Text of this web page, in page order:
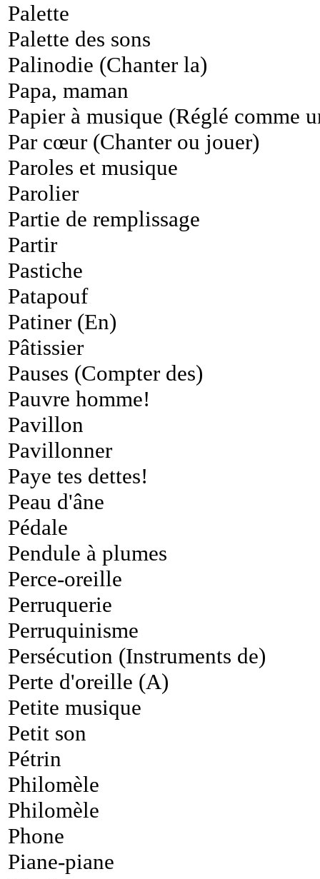
Palette
Palette des sons
Palinodie (Chanter la)
Papa, maman
Papier à musique (Réglé comme
Par cœur (Chanter ou jouer)
Paroles et musique
Parolier
Partie de remplissage
Partir
Pastiche
Patapouf
Patiner (En)
Pâtissier
Pauses (Compter des)
Pauvre homme!
Pavillon
Pavillonner
Paye tes dettes!
Peau d'âne
Pédale
Pendule à plumes
Perce-oreille
Perruquerie
Perruquinisme
Persécution (Instruments de)
Perte d'oreille (A)
Petite musique
Petit son
Pétrin
Philomèle
Philomèle
Phone
Piane-piane